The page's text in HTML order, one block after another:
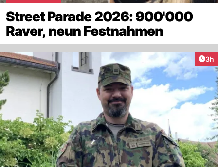
Street Parade 2026: 900'000
Raver, neun Festnahmen
3h